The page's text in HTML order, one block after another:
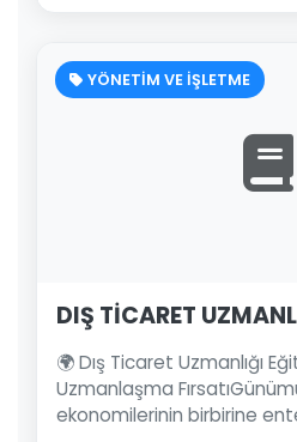
YÖNETİM VE İŞLETME
DIŞ TİCARET
🌍 Dış Ticaret Uzmanlığı
Uzmanlaşma
ekonomilerinin birbirine